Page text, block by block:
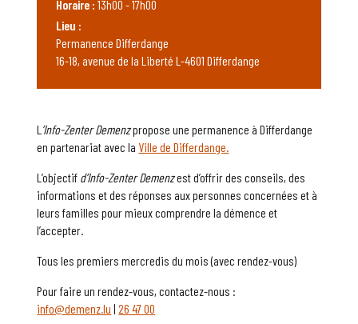
L ’Info-Zenter Demenzpropose une permanence à Differdange
en partenariat avec la Ville de Differdange.
L’objectif d’Info-Zenter Demenzest d’offrir des conseils, des
informations et des réponses aux personnes concernées et à
leurs familles pour mieux comprendre la démence et
l’accepter.
Tous les premiers mercredis du mois (avec rendez-vous)
Pour faire un rendez-vous, contactez-nous :
info@demenz.lu |26 47 00
Horaire : 13h00 - 17h00
Lieu :
Permanence Differdange
16-18, avenue de la Liberté L-4601 Differdange